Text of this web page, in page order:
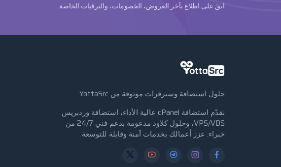
ابقَ على اطلاع بآخر العروض، الخصومات، والترقيات الخاصة.
حلول استضافة وسيرفرات موثوقة من YottaSrc
نقدّم استضافة cPanel عالية الأداء، استضافة وردبريس
VPS/VDS، وحلول كلاود مدعومة بدعم فني 24/7 من
خبراء. عزز أعمالك بخدمات آمنة وقابلة للتوسعة.